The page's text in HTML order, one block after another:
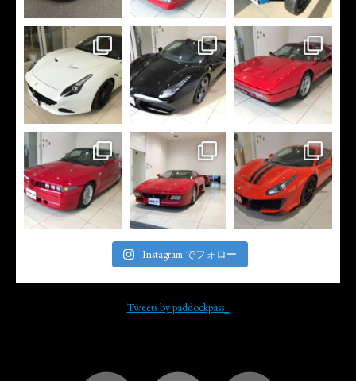
Instagram でフォロー
Tweets by paddockpass_